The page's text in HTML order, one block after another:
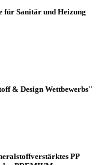
für Sanitär und Heizung
& Design Wettbewerbs"
PP